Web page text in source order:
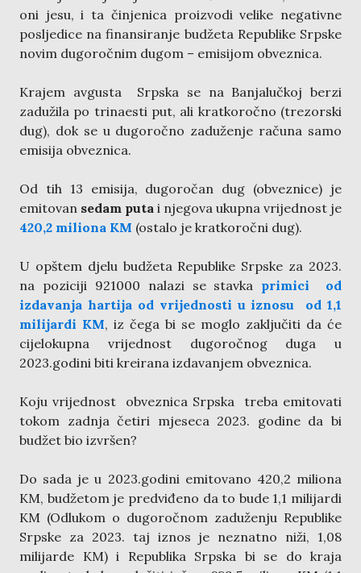
oni jesu, i ta činjenica proizvodi velike negativne
posljedice na finansiranje budžeta Republike Srpske
novim dugoročnim dugom – emisijom obveznica.
Krajem avgusta Srpska se na Banjalučkoj berzi
zadužila po trinaesti put, ali kratkoročno (trezorski
dug), dok se u dugoročno zaduženje računa samo
emisija obveznica.
Od tih 13 emisija, dugoročan dug (obveznice) je
emitovan sedam puta i njegova ukupna vrijednost je
420,2 miliona KM (ostalo je kratkoročni dug).
U opštem djelu budžeta Republike Srpske za 2023.
na poziciji 921000 nalazi se stavka primici od
izdavanja hartija od vrijednosti u iznosu od 1,1
milijardi KM, iz čega bi se moglo zaključiti da će
cijelokupna vrijednost dugoročnog duga u
2023.godini biti kreirana izdavanjem obveznica.
Koju vrijednost obveznica Srpska treba emitovati
tokom zadnja četiri mjeseca 2023. godine da bi
budžet bio izvršen?
Do sada je u 2023.godini emitovano 420,2 miliona
KM, budžetom je predviđeno da to bude 1,1 milijardi
KM (Odlukom o dugoročnom zaduženju Republike
Srpske za 2023. taj iznos je neznatno niži, 1,08
milijarde KM) i Republika Srpska bi se do kraja